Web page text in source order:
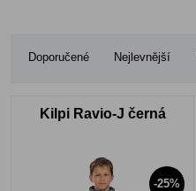
Doporučené Nejlevnější
Kilpi Ravio-J černá
-25%